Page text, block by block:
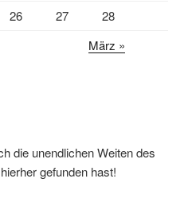
26 27
28
März »
die unendlichen Weiten des
gefunden hast!